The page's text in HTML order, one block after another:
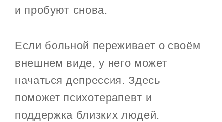
и пробуют снова.
Если больной переживает о своём
внешнем виде, у него может
начаться депрессия. Здесь
поможет психотерапевт и
поддержка близких людей.